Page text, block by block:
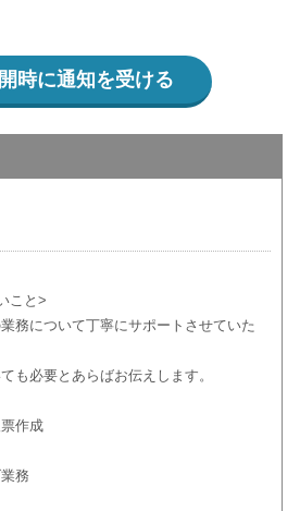
時に通知を受ける
こと>
務について丁寧にサポートさせていた
も必要とあらばお伝えします。
作成
務